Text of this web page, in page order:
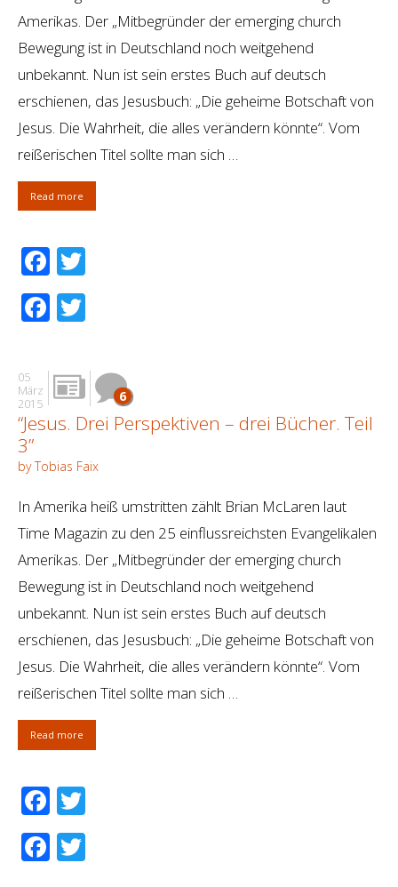
Amerikas. Der „Mitbegründer der emerging church
Bewegung ist in Deutschland noch weitgehend
unbekannt. Nun ist sein erstes Buch auf deutsch
erschienen, das Jesusbuch: „Die geheime Botschaft von
Jesus. Die Wahrheit, die alles verändern könnte“. Vom
reißerischen Titel sollte man sich …
Read more
Facebook
Facebook
05
März
2015
6
“Jesus. Drei Perspektiven – drei Bücher. Teil
3”
by Tobias Faix
In Amerika heiß umstritten zählt Brian McLaren laut
Time Magazin zu den 25 einflussreichsten Evangelikalen
Amerikas. Der „Mitbegründer der emerging church
Bewegung ist in Deutschland noch weitgehend
unbekannt. Nun ist sein erstes Buch auf deutsch
erschienen, das Jesusbuch: „Die geheime Botschaft von
Jesus. Die Wahrheit, die alles verändern könnte“. Vom
reißerischen Titel sollte man sich …
Read more
Facebook
Facebook